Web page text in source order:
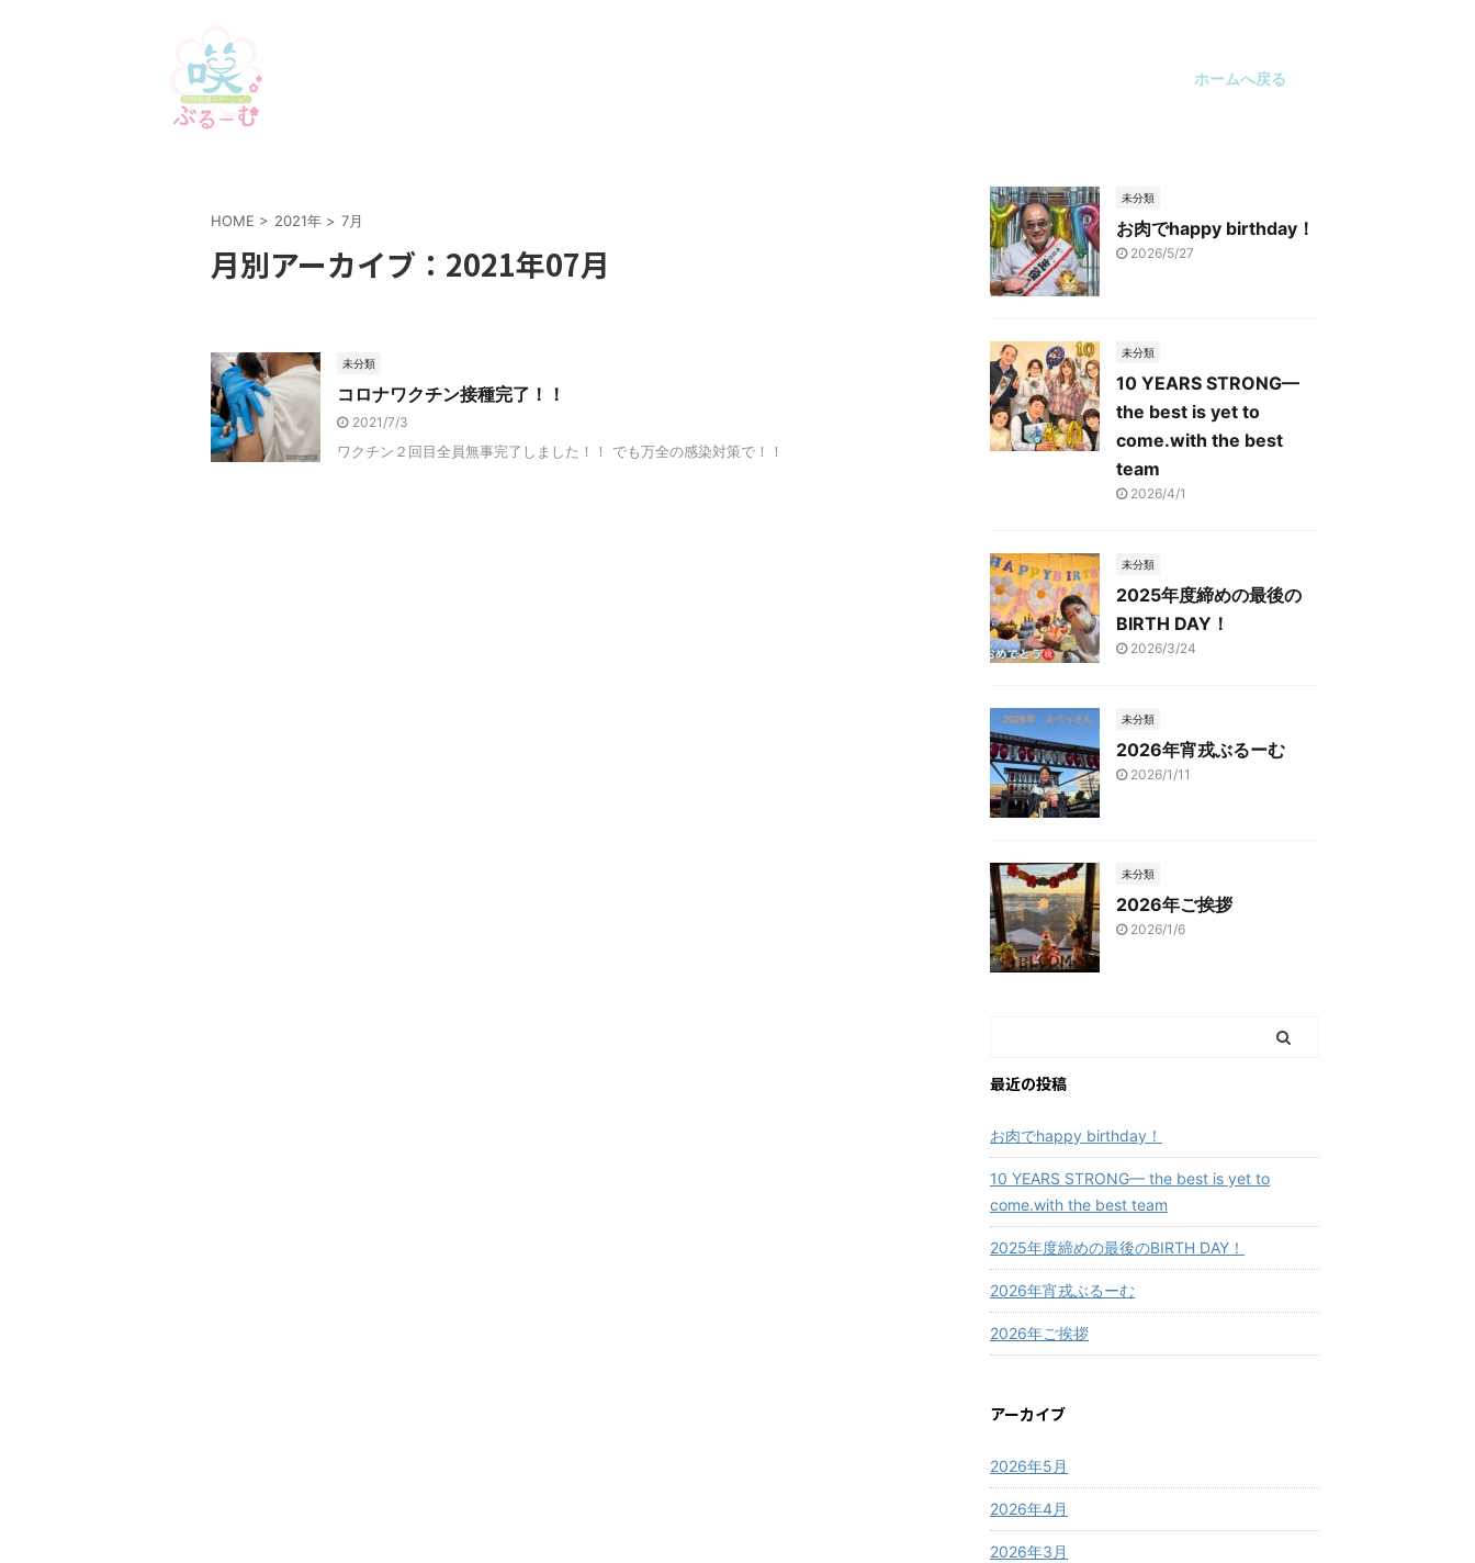
ホームへ戻る
HOME > 2021年 > 7月
月別アーカイブ：2021年07月
未分類
コロナワクチン接種完了！！
2021/7/3
ワクチン２回目全員無事完了しました！！ でも万全の感染対策で！！
未分類
お肉でhappy birthday！
2026/5/27
未分類
10 YEARS STRONG—
the best is yet to
come.with the best
team
2026/4/1
未分類
2025年度締めの最後の
BIRTH DAY！
2026/3/24
未分類
2026年宵戎ぶるーむ
2026/1/11
未分類
2026年ご挨拶
2026/1/6
最近の投稿
お肉でhappy birthday！
10 YEARS STRONG— the best is yet to
come.with the best team
2025年度締めの最後のBIRTH DAY！
2026年宵戎ぶるーむ
2026年ご挨拶
アーカイブ
2026年5月
2026年4月
2026年3月